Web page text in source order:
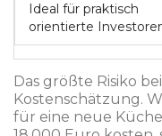
Ideal für praktisch
orientierte
Das größte Risiko
Kostenschätzung.
für eine neue